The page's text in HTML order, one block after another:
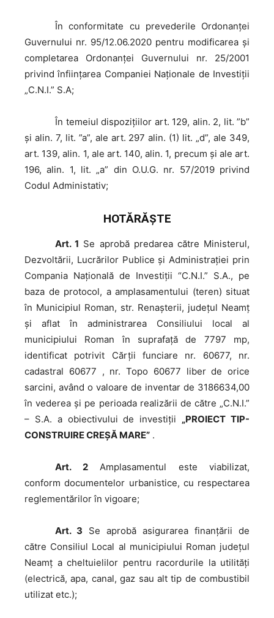
În conformitate cu prevederile Ordonanței
Guvernului nr. 95/12.06.2020 pentru modificarea și
completarea Ordonanței Guvernului nr. 25/2001
privind înființarea Companiei Naționale de Investiții
„C.N.I.” S.A;
În temeiul dispoziţiilor art. 129, alin. 2, lit. ”b”
şi alin. 7, lit. ”a”, ale art. 297 alin. (1) lit. „d”, ale 349,
art. 139, alin. 1, ale art. 140, alin. 1, precum şi ale art.
196, alin. 1, lit. „a” din O.U.G. nr. 57/2019 privind
Codul Administativ;
HOTĂRĂŞTE
Art. 1 Se aprobă predarea către Ministerul,
Dezvoltării, Lucrărilor Publice și Administrației prin
Compania Naţională de Investiţii “C.N.I.” S.A., pe
baza de protocol, a amplasamentului (teren) situat
în Municipiul Roman, str. Renașterii, județul Neamț
și aflat în administrarea Consiliului local al
municipiului Roman în suprafață de 7797 mp,
identificat potrivit Cărții funciare nr. 60677, nr.
cadastral 60677 , nr. Topo 60677 liber de orice
sarcini, având o valoare de inventar de 3186634,00
în vederea şi pe perioada realizării de către „C.N.I.”
– S.A. a obiectivului de investiţii „PROIECT TIP-
CONSTRUIRE CREȘĂ MARE” .
Art. 2Amplasamentul este viabilizat,
conform documentelor urbanistice, cu respectarea
reglementărilor în vigoare;
Art. 3 Se aprobă asigurarea finanțării de
către Consiliul Local al municipiului Roman județul
Neamț a cheltuielilor pentru racordurile la utilități
(electrică, apa, canal, gaz sau alt tip de combustibil
utilizat etc.);